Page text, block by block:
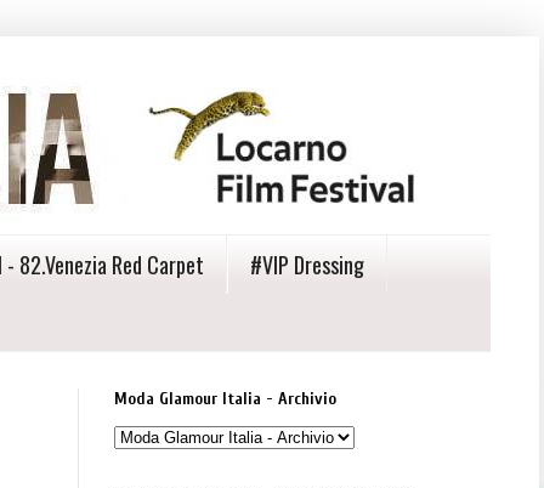
- 82.Venezia Red Carpet #VIP Dressing
Moda Glamour Italia - Archivio